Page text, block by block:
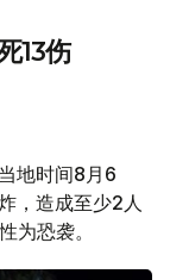
13伤
地时间8月6
，造成至少2人
为恐袭。